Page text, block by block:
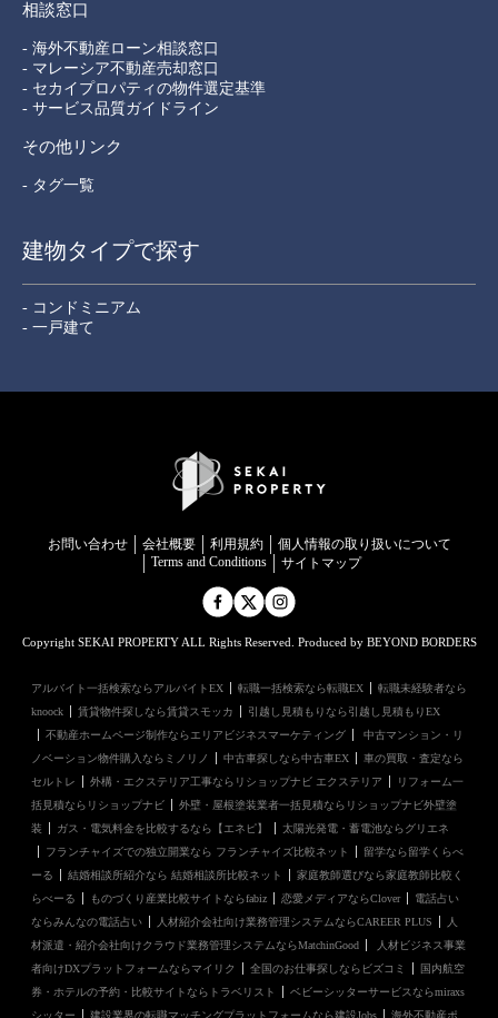
相談窓口
- 海外不動産ローン相談窓口
- マレーシア不動産売却窓口
- セカイプロパティの物件選定基準
- サービス品質ガイドライン
その他リンク
- タグ一覧
建物タイプで探す
- コンドミニアム
- 一戸建て
お問い合わせ 会社概要 利用規約
個⼈情報の取り扱いについて
Terms and Conditions
サイトマップ
Copyright SEKAI PROPERTY ALL Rights Reserved. Produced by BEYOND BORDERS
アルバイト一括検索ならアルバイトEX 転職一括検索なら転職EX
転職未経験者なら
knoock
賃貸物件探しなら賃貸スモッカ
引越し見積もりなら引越し見積もりEX
不動産ホームページ制作ならエリアビジネスマーケティング
中古マンション・リ
ノベーション物件購入ならミノリノ
中古車探しなら中古車EX
車の買取・査定なら
セルトレ
外構・エクステリア工事ならリショップナビ エクステリア
リフォーム一
括見積ならリショップナビ
外壁・屋根塗装業者一括見積ならリショップナビ外壁塗
装
ガス・電気料金を比較するなら【エネピ】
太陽光発電・蓄電池ならグリエネ
フランチャイズでの独立開業なら フランチャイズ比較ネット
留学なら留学くらべ
ーる
結婚相談所紹介なら 結婚相談所比較ネット
家庭教師選びなら家庭教師比較く
らべーる
ものづくり産業比較サイトならfabiz 恋愛メディアならClover
電話占い
ならみんなの電話占い
人材紹介会社向け業務管理システムならCAREER PLUS
人
材派遣・紹介会社向けクラウド業務管理システムならMatchinGood
人材ビジネス事業
者向けDXプラットフォームならマイリク
全国のお仕事探しならビズコミ
国内航空
券・ホテルの予約・比較サイトならトラベリスト
ベビーシッターサービスならmiraxs
シッター
建設業界の転職マッチングプラットフォームなら建設Jobs 海外不動産ポ